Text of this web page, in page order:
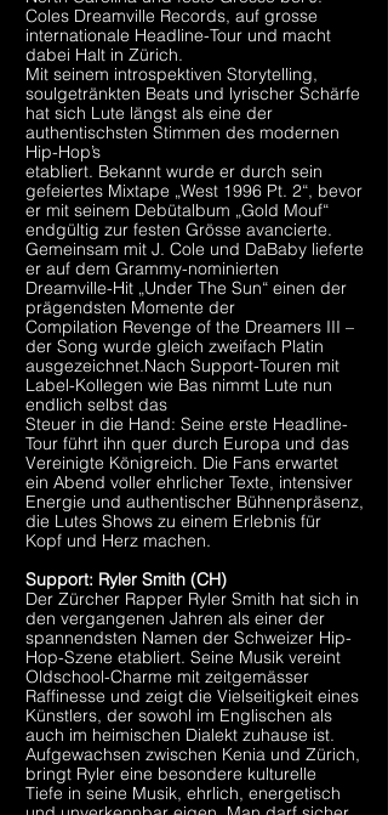
Coles Dreamville Records, auf grosse
internationale Headline-Tour und macht
dabei Halt in Zürich.
Mit seinem introspektiven Storytelling,
soulgetränkten Beats und lyrischer Schärfe
hat sich Lute längst als eine der
authentischsten Stimmen des modernen
Hip-Hop’s
etabliert. Bekannt wurde er durch sein
gefeiertes Mixtape „West 1996 Pt. 2“, bevor
er mit seinem Debütalbum „Gold Mouf“
endgültig zur festen Grösse avancierte.
Gemeinsam mit J. Cole und DaBaby lieferte
er auf dem Grammy-nominierten
Dreamville-Hit „Under The Sun“ einen der
prägendsten Momente der
Compilation Revenge of the Dreamers III –
der Song wurde gleich zweifach Platin
ausgezeichnet.Nach Support-Touren mit
Label-Kollegen wie Bas nimmt Lute nun
endlich selbst das
Steuer in die Hand: Seine erste Headline-
Tour führt ihn quer durch Europa und das
Vereinigte Königreich. Die Fans erwartet
ein Abend voller ehrlicher Texte, intensiver
Energie und authentischer Bühnenpräsenz,
die Lutes Shows zu einem Erlebnis für
Kopf und Herz machen.
Support: Ryler Smith (CH)
Der Zürcher Rapper Ryler Smith hat sich in
den vergangenen Jahren als einer der
spannendsten Namen der Schweizer Hip-
Hop-Szene etabliert. Seine Musik vereint
Oldschool-Charme mit zeitgemässer
Raffinesse und zeigt die Vielseitigkeit eines
Künstlers, der sowohl im Englischen als
auch im heimischen Dialekt zuhause ist.
Aufgewachsen zwischen Kenia und Zürich,
bringt Ryler eine besondere kulturelle
Tiefe in seine Musik, ehrlich, energetisch